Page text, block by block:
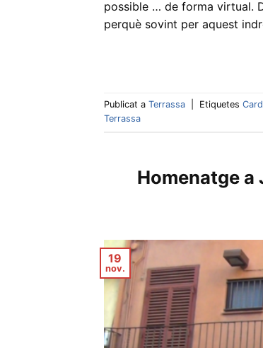
possible … de forma virtual.
perquè sovint per aquest
Publicat a Terrassa Etiquetes
Terrassa
Homenatge a
19
nov.